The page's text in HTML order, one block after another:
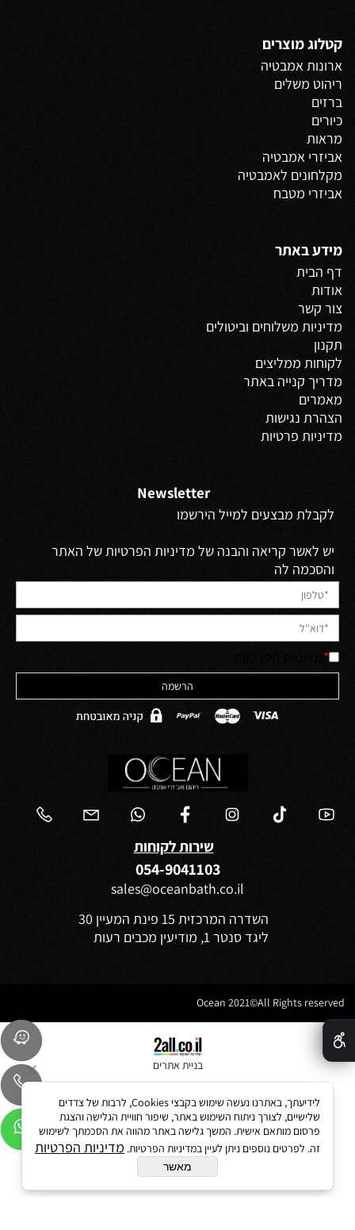
קטלוג מוצרים
ארונות אמבטיה
ריהוט משלים
ברזים
כיורים
מראות
אביזרי אמבטיה
מקלחונים לאמבטיה
אביזרי מטבח
מידע באתר
דף הבית
אודות
צור קשר
מדיניות משלוחים וביטולים
תקנון
לקוחות ממליצים
מדריך קנייה באתר
מאמרים
הצהרת נגישות
מדיניות פרטיות
Newsletter
לקבלת מבצעים למייל הירשמו
יש לאשר קריאה והבנה של מדיניות הפרטיות של האתר
והסכמה לה
*
שירות לקוחות
054-9041103
sales@oceanbath.co.il
השדרה המרכזית 15 פינת המעיין 30
ליגד סנטר 1, מודיעין מכבים רעות
בניית אתרים
לידיעתך, באתרנו נעשה שימוש בקבצי Cookies, לרבות של צדדים
שלישיים, לצורך ניתוח השימוש באתר, שיפור חוויית הגלישה והצגת
פרסום מותאם אישית. המשך גלישה באתר מהווה את הסכמתך לשימוש
זה. לפרטים נוספים ניתן לעיין במדיניות הפרטיות. מדיניות הפרטיות
מאשר